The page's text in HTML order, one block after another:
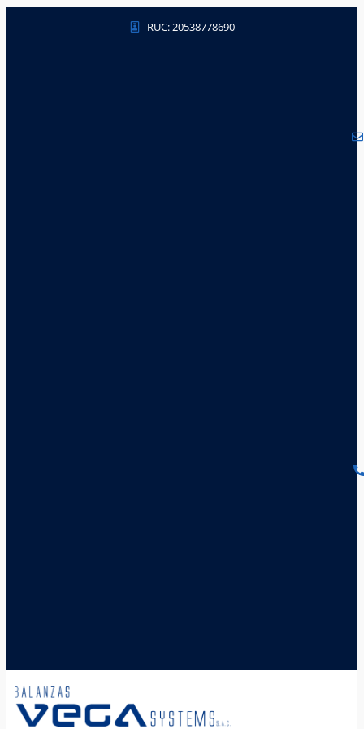
RUC: 20538778690